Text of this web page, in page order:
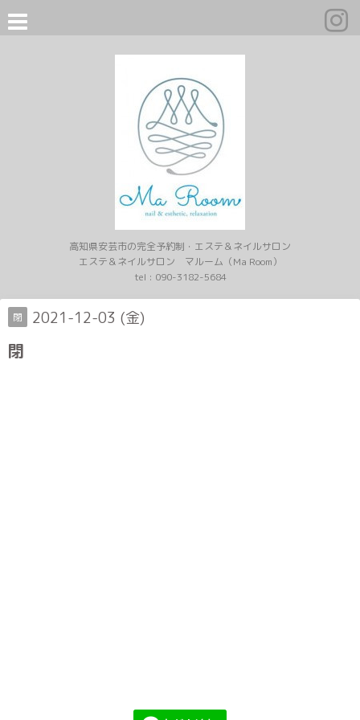
高知県安芸市の完全予約制・エステ＆ネイルサロン
エステ＆ネイルサロン マルーム（Ma Room）
tel : 090-3182-5684
閉 2021-12-03 (金)
閉